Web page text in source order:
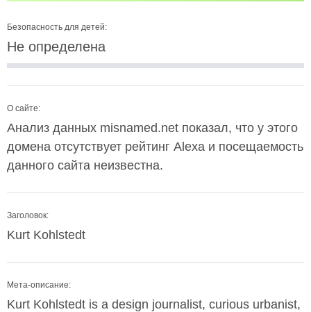
Безопасность для детей:
Не определена
О сайте:
Анализ данных misnamed.net показал, что у этого
домена отсутствует рейтинг Alexa и посещаемость
данного сайта неизвестна.
Заголовок:
Kurt Kohlstedt
Мета-описание:
Kurt Kohlstedt is a design journalist, curious urbanist,